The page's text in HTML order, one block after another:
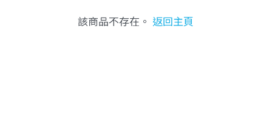
該商品不存在。 返回主頁